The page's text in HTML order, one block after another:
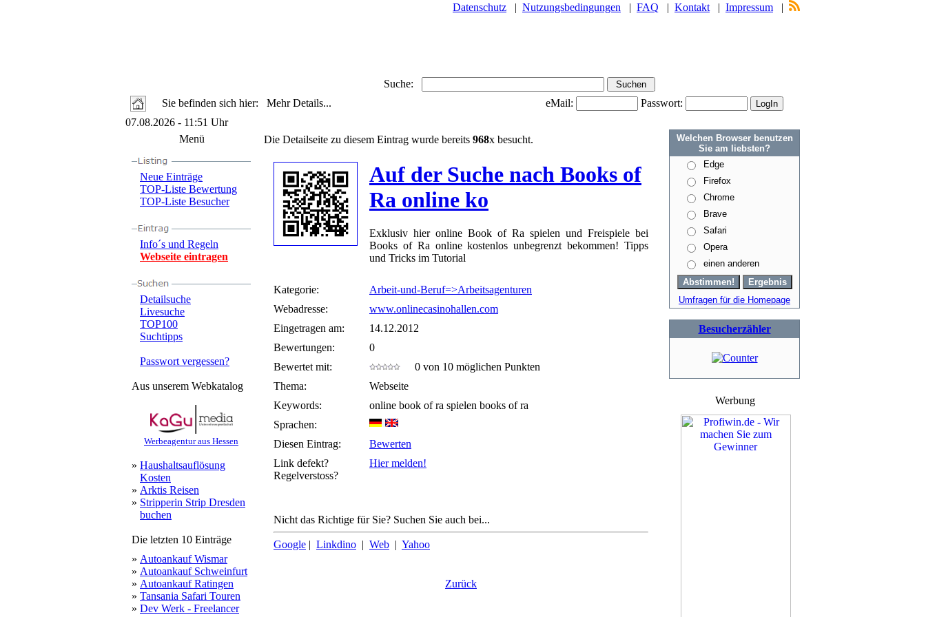
Datenschutz | Nutzungsbedingungen | FAQ | Kontakt | Impressum |
Suche:
Sie befinden sich hier: Mehr Details...
eMail:
Passwort:
07.08.2026 - 11:51 Uhr
Menü
Neue Einträge
TOP-Liste Bewertung
TOP-Liste Besucher
Info´s und Regeln
Webseite eintragen
Detailsuche
Livesuche
TOP100
Suchtipps
Passwort vergessen?
Aus unserem Webkatalog
Werbeagentur aus Hessen
» Haushaltsauflösung
Kosten
» Arktis Reisen
» Stripperin Strip Dresden
buchen
Die letzten 10 Einträge
» Autoankauf Wismar
» Autoankauf Schweinfurt
» Autoankauf Ratingen
» Tansania Safari Touren
» Dev Werk - Freelancer
Die Detailseite zu diesem Eintrag wurde bereits 968x besucht.
Auf der Suche nach Books of
Ra online ko
Exklusiv hier online Book of Ra spielen und Freispiele bei
Books of Ra online kostenlos unbegrenzt bekommen! Tipps
und Tricks im Tutorial
Kategorie:
Arbeit-und-Beruf=>Arbeitsagenturen
Webadresse:
www.onlinecasinohallen.com
Eingetragen am:
14.12.2012
Bewertungen:
0
Bewertet mit:
0 von 10 möglichen Punkten
Thema:
Webseite
Keywords:
online book of ra spielen books of ra
Sprachen:
Diesen Eintrag:
Bewerten
Link defekt?
Regelverstoss?
Hier melden!
Nicht das Richtige für Sie? Suchen Sie auch bei...
Google | Linkdino | Web | Yahoo
Zurück
Welchen Browser benutzen
Sie am liebsten?
Edge
Firefox
Chrome
Brave
Safari
Opera
einen anderen
Umfragen für die Homepage
Besucherzähler
Werbung